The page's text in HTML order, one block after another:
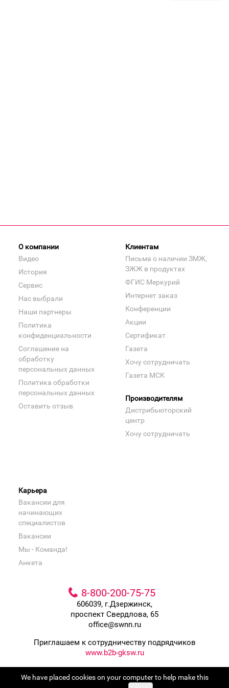
О компании
Видео
История
Сервис
Нас выбрали
Наши партнеры
Политика
конфиденциальности
Соглашение на
обработку
персональных данных
Политика обработки
персональных данных
Оставить отзыв
Клиентам
Письма о наличии ЗМЖ,
ЗЖЖ в продуктах
ФГИС Меркурий
Интернет заказ
Конференции
Акции
Сертификат
Газета
Хочу сотрудничать
Газета МСК
Производителям
Дистрибьюторский
центр
Хочу сотрудничать
Карьера
Вакансии для
начинающих
специалистов
Вакансии
Мы - Команда!
Анкета
8-800-200-75-75
606039, г.Дзержинск,
проспект Свердлова, 65
office@swnn.ru
Приглашаем к сотрудничеству подрядчиков
www.b2b-gksw.ru
Сладкая жизнь
We have placed cookies on your computer to help make this